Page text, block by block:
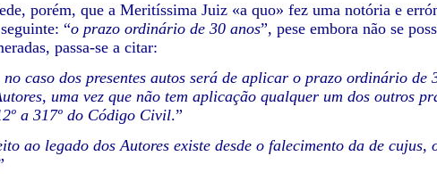
que a Meritíssima Juiz «a quo» fez uma notória e
“o prazo ordinário de 30 anos”, pese embora não se
passa-se a citar:
no caso dos presentes autos será de aplicar o prazo ordinário
uma vez que não tem aplicação qualquer um dos outros
a 317º do Código Civil.”
ao legado dos Autores existe desde o falecimento da de